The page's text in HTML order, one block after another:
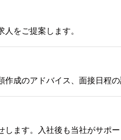
をご提案します。
成のアドバイス、面接日程
ます。入社後も当社がサポー